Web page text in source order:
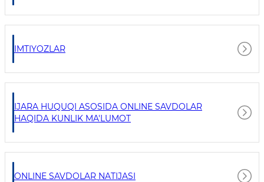
IMTIYOZLAR
IJARA HUQUQI ASOSIDA ONLINE SAVDOLAR
HAQIDA KUNLIK MA'LUMOT
ONLINE SAVDOLAR NATIJASI